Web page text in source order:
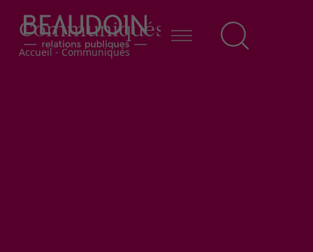
Communiqués
Fil d'Ariane
Accueil-Communiqués